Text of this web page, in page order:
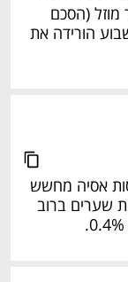
דומה הושג עם אלי לילי). מוקדם יותר השבוע הורידה את
לבועת AI, המסחר באירופה נפתח בעליות שערים ברוב